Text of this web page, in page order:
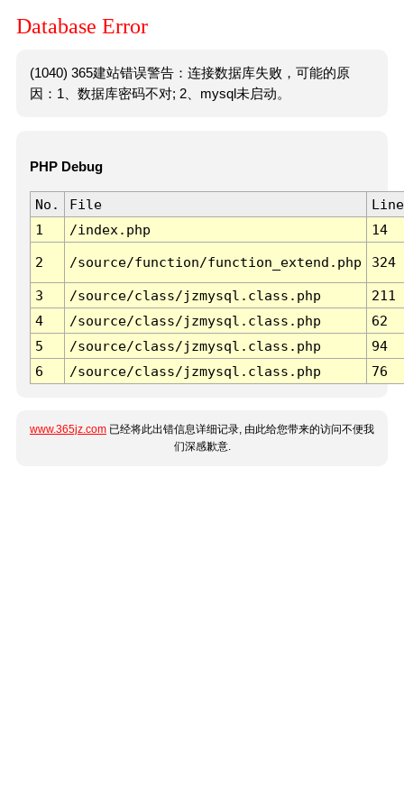
Database Error
(1040) 365建站错误警告：连接数据库失败，可能的原
因：1、数据库密码不对; 2、mysql未启动。
PHP Debug
No. File
Line
1
/index.php 14
2 /source/function/function_extend.php 324
3 /source/class/jzmysql.class.php
211
4
/source/class/jzmysql.class.php
62
5
/source/class/jzmysql.class.php
94
6
/source/class/jzmysql.class.php 76
www.365jz.com 已经将此出错信息详细记录, 由此给您带来的访问不便我
们深感歉意.